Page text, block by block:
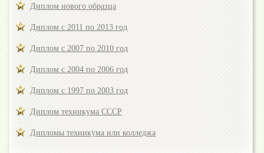
Диплом нового образца
Диплом с 2011 по 2013 год
Диплом с 2007 по 2010 год
Диплом с 2004 по 2006 год
Диплом с 1997 по 2003 год
Диплом техникума СССР
Дипломы техникума или колледжа